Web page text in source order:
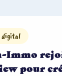
digital
Immo
pour